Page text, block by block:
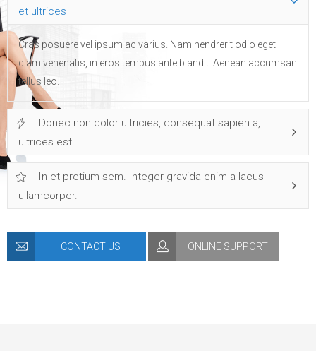
et ultrices
Cras posuere vel ipsum ac varius. Nam hendrerit odio eget
diam venenatis, in eros tempus ante blandit. Aenean accumsan
tellus leo.
Donec non dolor ultricies, consequat sapien a,
ultrices est.
In et pretium sem. Integer gravida enim a lacus
ullamcorper.
CONTACT US ONLINE SUPPORT